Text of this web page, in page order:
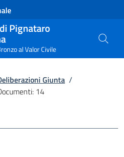
Pignataro
al Valor Civile
Giunta /
14